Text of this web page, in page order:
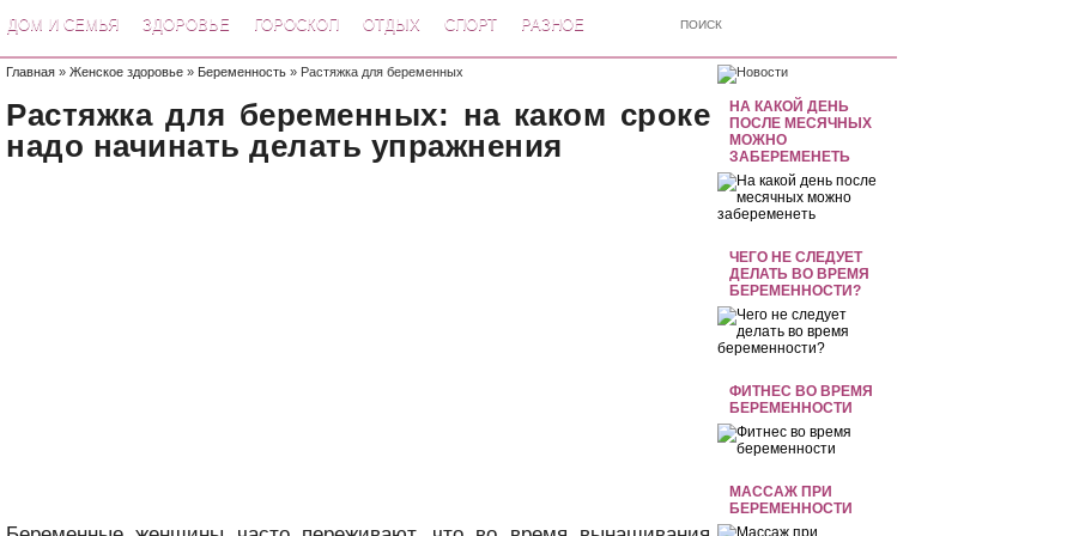
ДОМ И СЕМЬЯ ЗДОРОВЬЕ ГОРОСКОП ОТДЫХ СПОРТ РАЗНОЕ
НА КАКОЙ ДЕНЬ
ПОСЛЕ МЕСЯЧНЫХ
МОЖНО
ЗАБЕРЕМЕНЕТЬ
ЧЕГО НЕ СЛЕДУЕТ
ДЕЛАТЬ ВО ВРЕМЯ
БЕРЕМЕННОСТИ?
ФИТНЕС ВО ВРЕМЯ
БЕРЕМЕННОСТИ
МАССАЖ ПРИ
БЕРЕМЕННОСТИ
Главная » Женское здоровье » Беременность » Растяжка для беременных
Растяжка для беременных: на каком сроке
надо начинать делать упражнения